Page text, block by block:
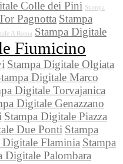
Colle dei Pini Stampa
Pagnotta Stampa
A Roma Stampa Digitale
Fiumicino
Stampa Digitale Olgiata
Digitale Marco
Digitale Torvajanica
Digitale Genazzano
Stampa Digitale Piazza
Due Ponti Stampa
Digitale Flaminia Stampa
Digitale Palombara